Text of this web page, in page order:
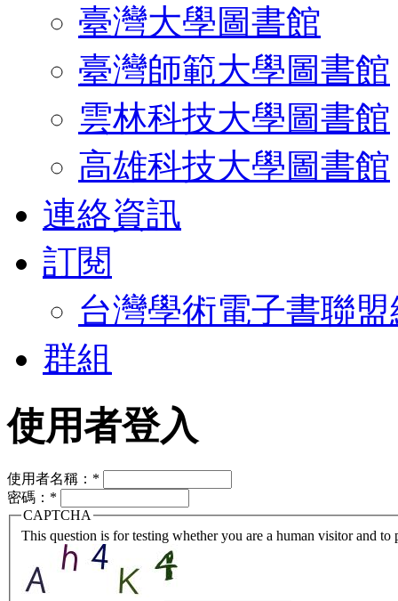
臺灣大學圖書館
臺灣師範大學圖書館
雲林科技大學圖書館
高雄科技大學圖書館
連絡資訊
訂閱
台灣學術電子書聯
群組
使用者登入
使用者名稱： *
密碼： *
CAPTCHA
This question is for testing whether you are a human visitor and to